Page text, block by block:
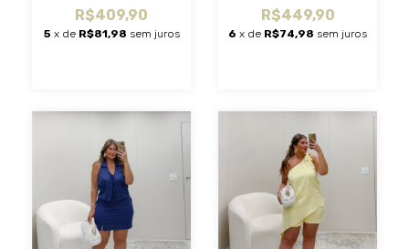
R$409,90
5 x de R$81,98 sem juros
R$449,90
6 x de R$74,98 sem juros